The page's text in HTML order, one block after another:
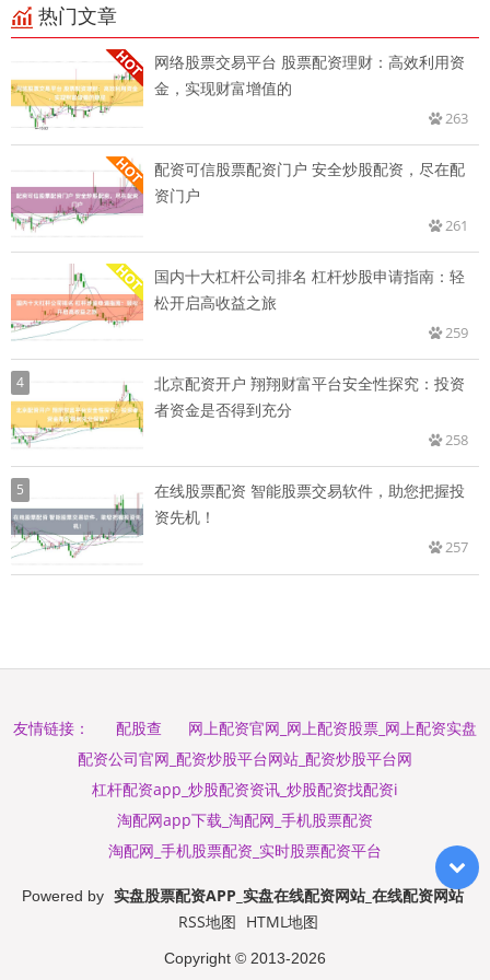
热门文章
网络股票交易平台 股票配资理财：高效利用资
金，实现财富增值的
263
配资可信股票配资门户 安全炒股配资，尽在配
资门户
261
国内十大杠杆公司排名 杠杆炒股申请指南：轻
松开启高收益之旅
259
4
北京配资开户 翔翔财富平台安全性探究：投资
者资金是否得到充分
258
5
在线股票配资 智能股票交易软件，助您把握投
资先机！
257
友情链接： 配股查
网上配资官网_网上配资股票_网上配资实盘
配资公司官网_配资炒股平台网站_配资炒股平台网
杠杆配资app_炒股配资资讯_炒股配资找配资i
淘配网app下载_淘配网_手机股票配资
淘配网_手机股票配资_实时股票配资平台
Powered by 实盘股票配资APP_实盘在线配资网站_在线配资网站
RSS地图 HTML地图
Copyright © 2013-2026